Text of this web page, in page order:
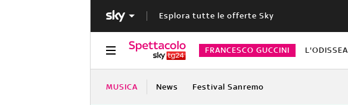
Esplora tutte le offerte Sky
FRANCESCO GUCCINI L'ODISSEA
MUSICA News Festival Sanremo